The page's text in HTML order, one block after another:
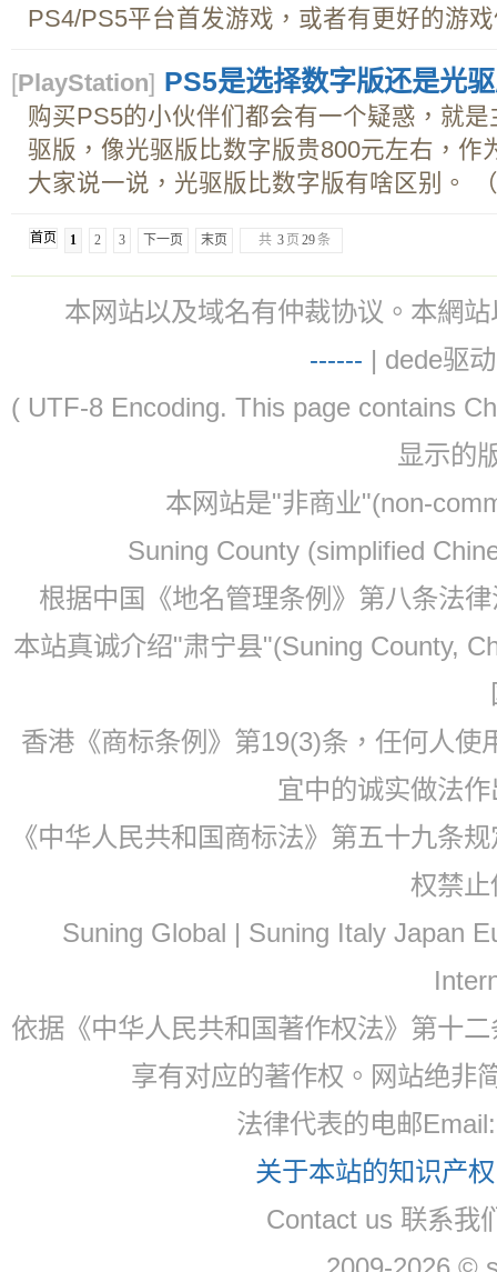
PS4/PS5平台首发游戏，或者有更好的游
[PlayStation] PS5是选择数字版还是光
购买PS5的小伙伴们都会有一个疑惑，就
驱版，像光驱版比数字版贵800元左右，作
大家说一说，光驱版比数字版有啥区别。
首页 1 2 3 下一页 末页 共 3 页 29 条
本网站以及域名有仲裁协议。本網
------ | dede驱
( UTF-8 Encoding. This page contains
显示的
本网站是"非商业"(non-
Suning County (simplified
根据中国《地名管理条例》第八条法
本站真诚介绍"肃宁县"(Suning County,
香港《商标条例》第19(3)条，任何人
宜中的诚实做法
《中华人民共和国商标法》第五十九条
权禁
Suning Global | Suning Italy Japan
依据《中华人民共和国著作权法》第十
享有对应的著作权。网站绝非
法律代表的电邮
关于本站的知识产
Contact us 联系我